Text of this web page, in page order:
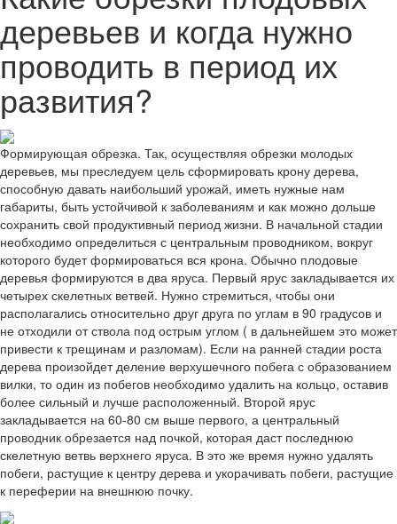
деревьев и когда нужно
проводить в период их
развития?
Формирующая обрезка. Так, осуществляя обрезки молодых
деревьев, мы преследуем цель сформировать крону дерева,
способную давать наибольший урожай, иметь нужные нам
габариты, быть устойчивой к заболеваниям и как можно дольше
сохранить свой продуктивный период жизни. В начальной стадии
необходимо определиться с центральным проводником, вокруг
которого будет формироваться вся крона. Обычно плодовые
деревья формируются в два яруса. Первый ярус закладывается их
четырех скелетных ветвей. Нужно стремиться, чтобы они
располагались относительно друг друга по углам в 90 градусов и
не отходили от ствола под острым углом ( в дальнейшем это может
привести к трещинам и разломам). Если на ранней стадии роста
дерева произойдет деление верхушечного побега с образованием
вилки, то один из побегов необходимо удалить на кольцо, оставив
более сильный и лучше расположенный. Второй ярус
закладывается на 60-80 см выше первого, а центральный
проводник обрезается над почкой, которая даст последнюю
скелетную ветвь верхнего яруса. В это же время нужно удалять
побеги, растущие к центру дерева и укорачивать побеги, растущие
к переферии на внешнюю почку.